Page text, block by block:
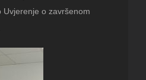
Uvjerenje o završenom